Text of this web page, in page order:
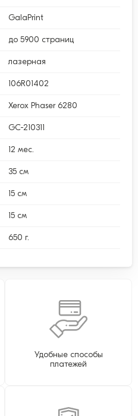
GalaPrint
до 5900 страниц
лазерная
106R01402
Xerox Phaser 6280
GC-210311
12 мес.
35 см
15 см
15 см
650 г.
Удобные способы
платежей